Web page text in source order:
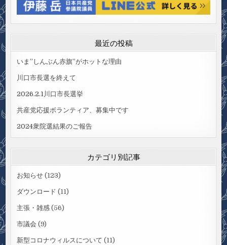
最近の投稿
いま”しんぶん赤旗”がホットな理由
川口市長選を終えて
2026.2.1川口市長選挙
共産党応援ボランティア、募集中です
2024衆院選結果のご報告
カテゴリ別記事
お知らせ (123)
ダウンロード (11)
主張・雑感 (56)
市議会 (9)
新型コロナウィルスについて (11)